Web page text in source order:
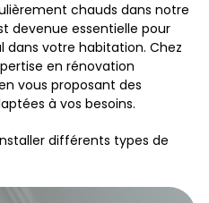
chauds dans notre
devenue essentielle pour
votre habitation. Chez
en rénovation
vous proposant des
à vos besoins.
différents types de